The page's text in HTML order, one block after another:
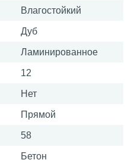
Влагостойкий
Дуб
Ламинированное
12
Нет
Прямой
58
Бетон